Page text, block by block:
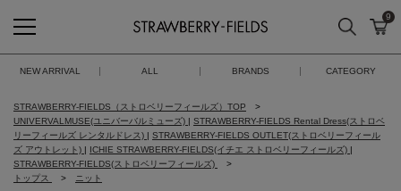
STRAWBERRY-FIELDS
検索 カ
9
NEW ARRIVAL ALL BRANDS CATEGORY
STRAWBERRY-FIELDS（ストロベリーフィールズ）TOP
UNIVERVALMUSE(ユニバーバルミューズ) | STRAWBERRY-FIELDS Rental Dress(ストロベ
リーフィールズ レンタルドレス) | STRAWBERRY-FIELDS OUTLET(ストロベリーフィール
ズ アウトレット) | ICHIE STRAWBERRY-FIELDS(イチエ ストロベリーフィールズ) |
STRAWBERRY-FIELDS(ストロベリーフィールズ)
トップス
ニット